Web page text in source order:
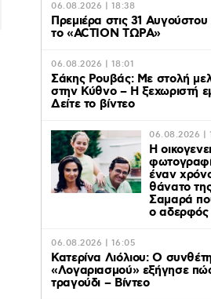
06.08.2026 | 18:38
Πρεμιέρα στις 31 Αυγούστου
το «ACTION ΤΩΡΑ»
06.08.2026 | 18:01
Σάκης Ρουβάς: Με στολή
στην Κύθνο – Η ξεχωριστή
Δείτε το βίντεο
06.08.2026 |
Η
έναν
θάνατο
Σαμαρά
ο
06.08.2026 | 16:05
Κατερίνα Λιόλιου: Ο
«Λογαριασμού» εξήγησε
τραγούδι – Βίντεο